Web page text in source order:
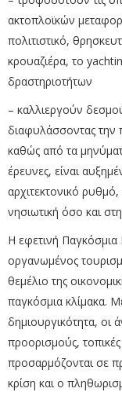
ακτοπλοϊκών
πολιτιστικό,
κρουαζιέρα, το
δραστηριοτήτων
– καλλιεργούν
διαφυλάσσοντας την
καθώς από τα
έρευνες, είναι
αρχιτεκτονικό
νησιωτική όσο και
Η εφετινή Παγκόσμια
οργανωμένος
θεμέλιο της
παγκόσμια κλίμακα.
δημιουργικότητα, οι
προορισμούς,
προσαρμόζονται σε
κρίση και ο